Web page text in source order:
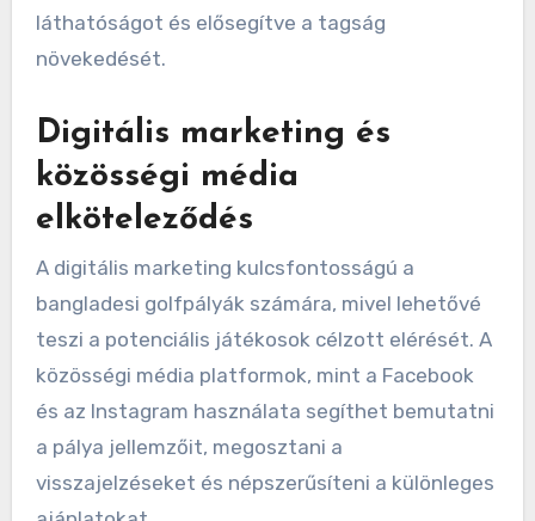
A bangladesi golfpályák számára hatékony
marketing stratégiák a digitális elköteleződésre,
rendezésére összpontosítanak. Ezek a
megközelítések segítenek vonzani mind a helyi,
mind a nemzetközi golfjátékosokat, növelve a
láthatóságot és elősegítve a tagság
növekedését.
Digitális marketing és
közösségi média
elköteleződés
A digitális marketing kulcsfontosságú a
bangladesi golfpályák számára, mivel lehetővé